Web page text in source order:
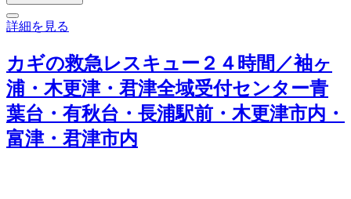
詳細を見る
カギの救急レスキュー２４時間／袖ヶ
浦・木更津・君津全域受付センター青
葉台・有秋台・長浦駅前・木更津市内・
富津・君津市内